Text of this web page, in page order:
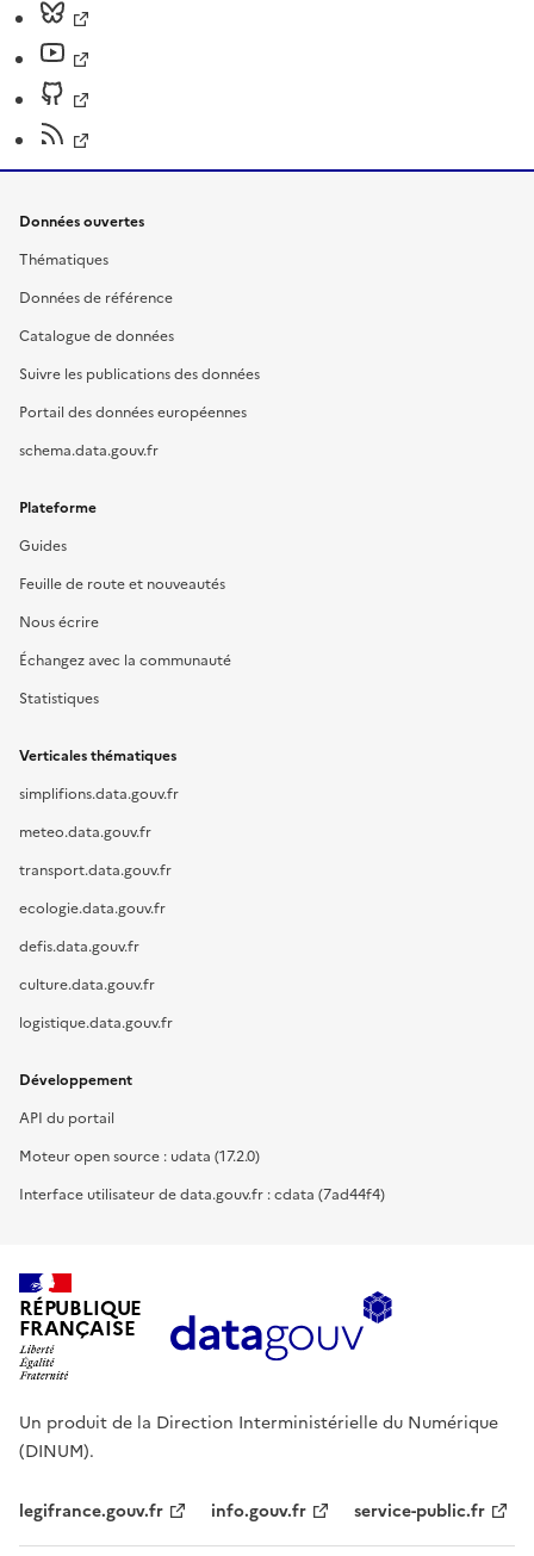
Données ouvertes
Thématiques
Données de référence
Catalogue de données
Suivre les publications des données
Portail des données européennes
schema.data.gouv.fr
Plateforme
Guides
Feuille de route et nouveautés
Nous écrire
Échangez avec la communauté
Statistiques
Verticales thématiques
simplifions.data.gouv.fr
meteo.data.gouv.fr
transport.data.gouv.fr
ecologie.data.gouv.fr
defis.data.gouv.fr
culture.data.gouv.fr
logistique.data.gouv.fr
Développement
API du portail
Moteur open source : udata (17.2.0)
Interface utilisateur de data.gouv.fr : cdata (7ad44f4)
RÉPUBLIQUE
FRANÇAISE
Un produit de la Direction Interministérielle du Numérique
(DINUM).
legifrance.gouv.fr info.gouv.fr service-public.fr